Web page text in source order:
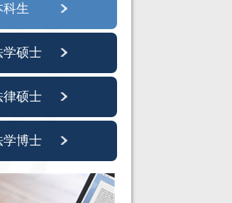
科生
学硕士
律硕士
学博士